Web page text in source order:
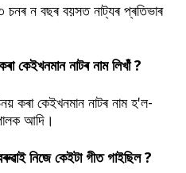
চনৰ ন বছৰ বয়সত নাট্যৰ প্ৰতিভাৰ
কেইখনমান নাটৰ নাম লিখাঁ ?
কৰা কেইখনমান নাটৰ নাম হ'ল-
আদি।
নিজে কেইটা গীত গাইছিল ?